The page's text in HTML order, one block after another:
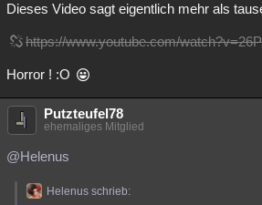
Dieses Video sagt eigentlich mehr als
https://www.youtube.com/
Horror ! :O
Putzteufel78
ehemaliges Mitglied
@Helenus
Helenus schrieb: